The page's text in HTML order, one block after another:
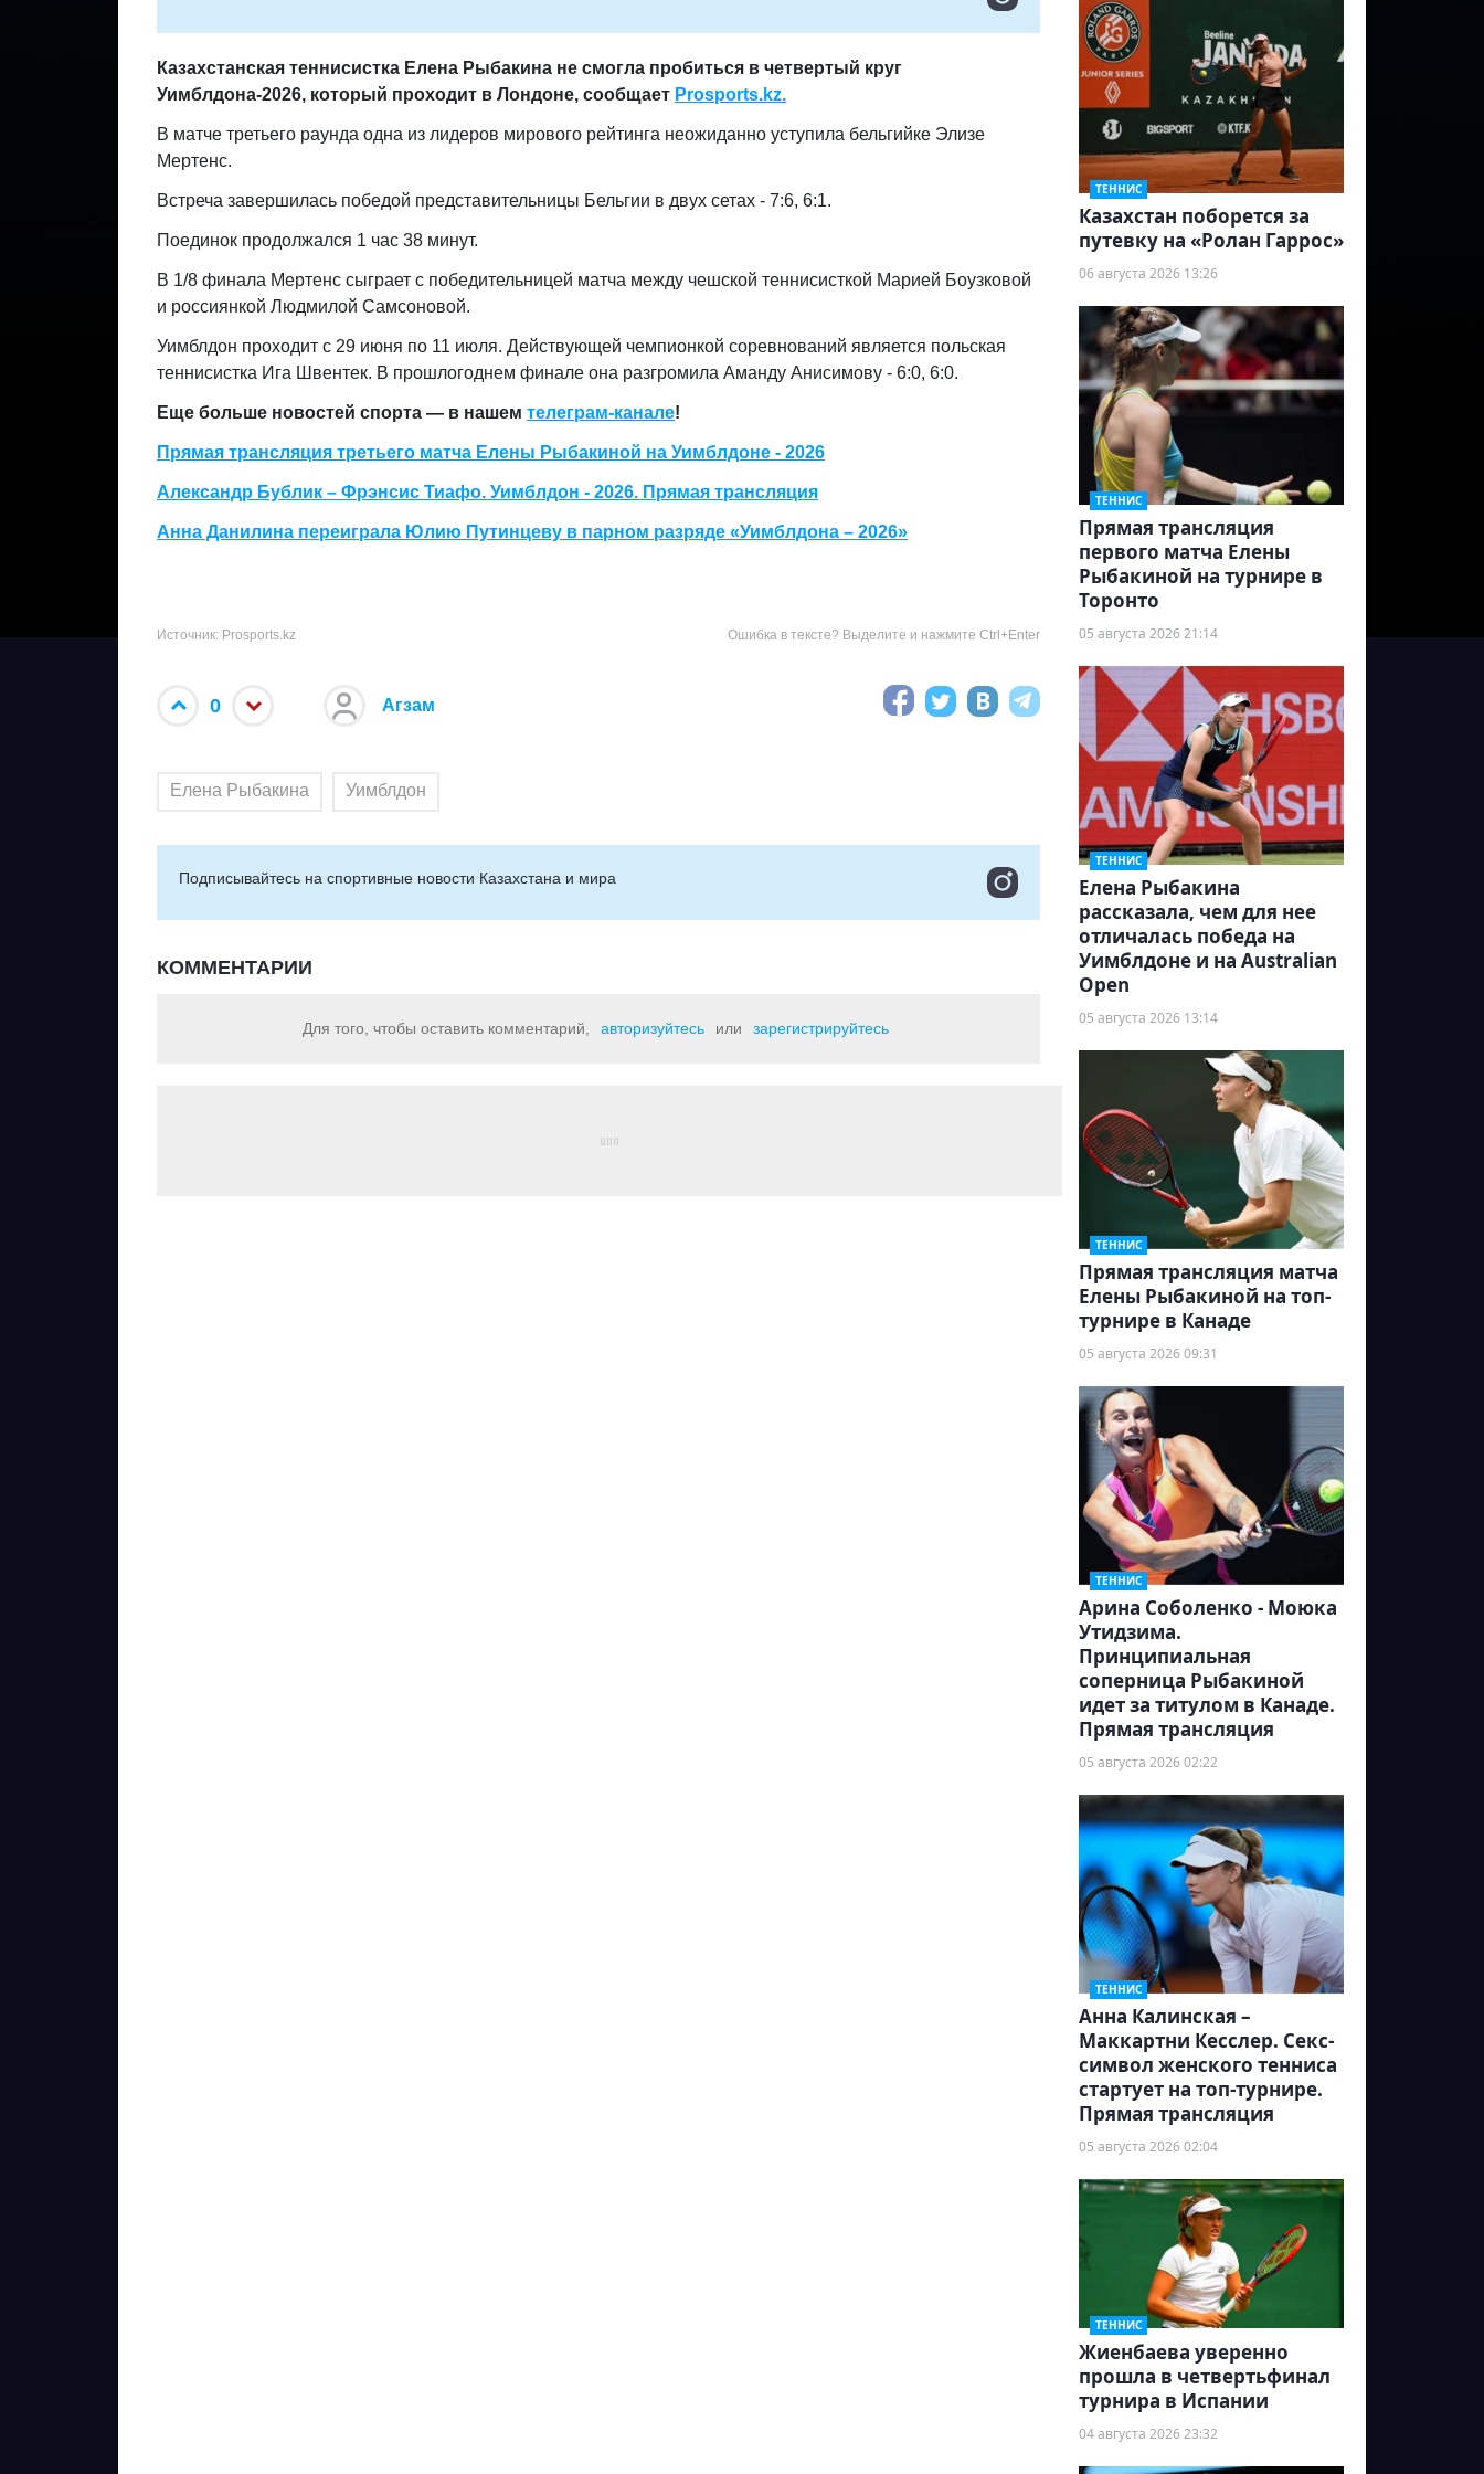
Казахстанская теннисистка Елена Рыбакина не смогла пробиться в четвертый круг
Уимблдона-2026, который проходит в Лондоне, сообщает Prosports.kz.
В матче третьего раунда одна из лидеров мирового рейтинга неожиданно уступила бельгийке Элизе
Мертенс.
Встреча завершилась победой представительницы Бельгии в двух сетах - 7:6, 6:1.
Поединок продолжался 1 час 38 минут.
В 1/8 финала Мертенс сыграет с победительницей матча между чешской теннисисткой Марией Боузковой
и россиянкой Людмилой Самсоновой.
Уимблдон проходит с 29 июня по 11 июля. Действующей чемпионкой соревнований является польская
теннисистка Ига Швентек. В прошлогоднем финале она разгромила Аманду Анисимову - 6:0, 6:0.
Еще больше новостей спорта — в нашем телеграм-канале!
Прямая трансляция третьего матча Елены Рыбакиной на Уимблдоне - 2026
Александр Бублик – Фрэнсис Тиафо. Уимблдон - 2026. Прямая трансляция
Анна Данилина переиграла Юлию Путинцеву в парном разряде «Уимблдона – 2026»
Источник: Prosports.kz Ошибка в тексте? Выделите и нажмите Ctrl+Enter
0 Агзам
Елена Рыбакина Уимблдон
Подписывайтесь на cпортивные новости Казахстана и мира
КОММЕНТАРИИ
Для того, чтобы оставить комментарий, авторизуйтесь или зарегистрируйтесь
ТЕННИС
Казахстан поборется за
путевку на «Ролан Гаррос»
06 августа 2026 13:26
ТЕННИС
Прямая трансляция
первого матча Елены
Рыбакиной на турнире в
Торонто
05 августа 2026 21:14
ТЕННИС
Елена Рыбакина
рассказала, чем для нее
отличалась победа на
Уимблдоне и на Australian
Open
05 августа 2026 13:14
ТЕННИС
Прямая трансляция матча
Елены Рыбакиной на топ-
турнире в Канаде
05 августа 2026 09:31
ТЕННИС
Арина Соболенко - Моюка
Утидзима.
Принципиальная
соперница Рыбакиной
идет за титулом в Канаде.
Прямая трансляция
05 августа 2026 02:22
ТЕННИС
Анна Калинская –
Маккартни Кесслер. Секс-
символ женского тенниса
стартует на топ-турнире.
Прямая трансляция
05 августа 2026 02:04
ТЕННИС
Жиенбаева уверенно
прошла в четвертьфинал
турнира в Испании
04 августа 2026 23:32